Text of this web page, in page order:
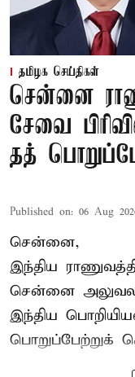
தமிழக செய்திகள்
சென்னை
சேவை
தத்
Published on: 06 Aug
சென்னை,
இந்திய
சென்னை
இந்திய
பொறுப்பேற்றுக்